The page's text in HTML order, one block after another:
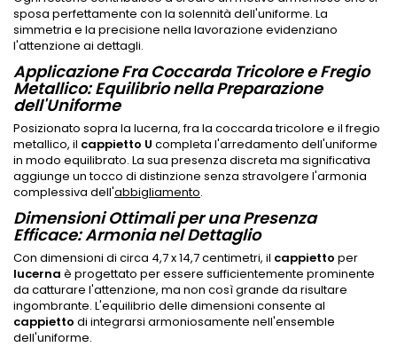
sposa perfettamente con la solennità dell'uniforme. La
simmetria e la precisione nella lavorazione evidenziano
l'attenzione ai dettagli.
Applicazione Fra Coccarda Tricolore e Fregio
Metallico: Equilibrio nella Preparazione
dell'Uniforme
Posizionato sopra la lucerna, fra la coccarda tricolore e il fregio
metallico, il cappietto U completa l'arredamento dell'uniforme
in modo equilibrato. La sua presenza discreta ma significativa
aggiunge un tocco di distinzione senza stravolgere l'armonia
complessiva dell'abbigliamento.
Dimensioni Ottimali per una Presenza
Efficace: Armonia nel Dettaglio
Con dimensioni di circa 4,7 x 14,7 centimetri, il cappietto per
lucerna è progettato per essere sufficientemente prominente
da catturare l'attenzione, ma non così grande da risultare
ingombrante. L'equilibrio delle dimensioni consente al
cappietto di integrarsi armoniosamente nell'ensemble
dell'uniforme.